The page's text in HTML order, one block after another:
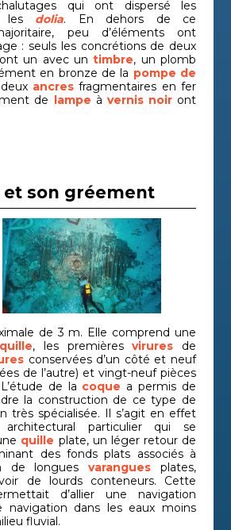
qui ont dispersé les
les dolia. En dehors de ce
peu d’éléments ont
: seuls les concrétions de deux
un avec untimbre, un plomb
en bronze de la pompe de
ancres fragmentaires en fer
de
lampe à vernis noiront
et son gréement
de 3 m. Elle comprend une
quille, les premièresvirures de
conservées d’un côté et neuf
de l’autre) et vingt-neuf pièces
de la coque a permis de
la construction de ce type de
très spécialisée. Il s’agit en effet
architectural particulier qui se
quille plate, un léger retour de
des fonds plats associés à
de longuesvaranguesplates,
de lourds conteneurs. Cette
d’allier une navigation
navigation dans les eaux moins
fluvial.